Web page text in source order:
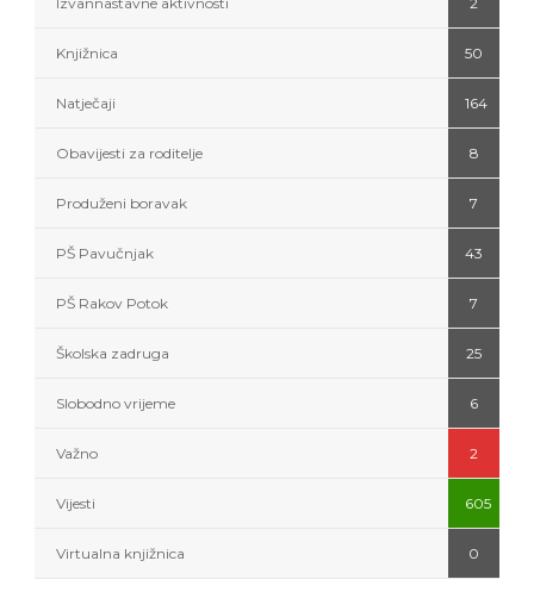
Knjižnica 50
Natječaji 164
Obavijesti za roditelje 8
Produženi boravak 7
PŠ Pavučnjak 43
PŠ Rakov Potok 7
Školska zadruga 25
Slobodno vrijeme 6
Važno 2
Vijesti 605
Virtualna knjižnica 0